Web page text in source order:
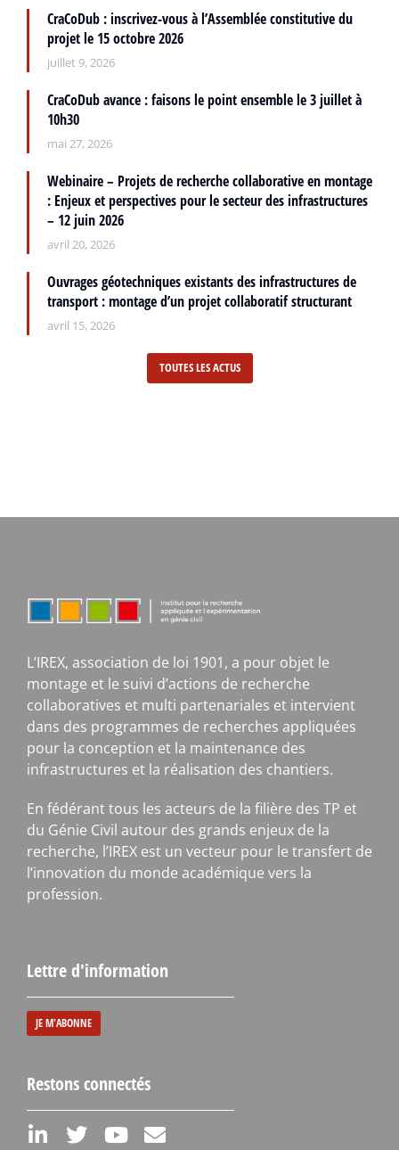
CraCoDub : inscrivez-vous à l’Assemblée constitutive du
projet le 15 octobre 2026
juillet 9, 2026
CraCoDub avance : faisons le point ensemble le 3 juillet à
10h30
mai 27, 2026
Webinaire – Projets de recherche collaborative en montage
: Enjeux et perspectives pour le secteur des infrastructures
– 12 juin 2026
avril 20, 2026
Ouvrages géotechniques existants des infrastructures de
transport : montage d’un projet collaboratif structurant
avril 15, 2026
TOUTES LES ACTUS
L’IREX, association de loi 1901, a pour objet le
montage et le suivi d’actions de recherche
collaboratives et multi partenariales et intervient
dans des programmes de recherches appliquées
pour la conception et la maintenance des
infrastructures et la réalisation des chantiers.
En fédérant tous les acteurs de la filière des TP et
du Génie Civil autour des grands enjeux de la
recherche, l’IREX est un vecteur pour le transfert de
l’innovation du monde académique vers la
profession.
Lettre d'information
JE M'ABONNE
Restons connectés